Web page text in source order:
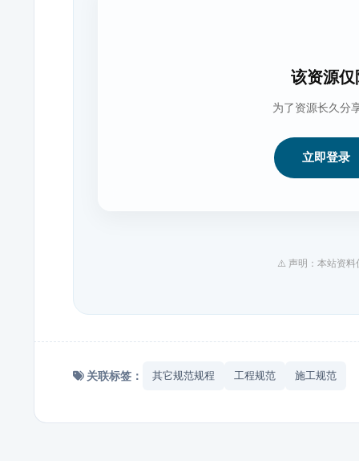
该资源
为了资源长久分
立即登录
⚠️ 声明：本站资料
关联标签： 其它规范规程 工程规范 施工规范